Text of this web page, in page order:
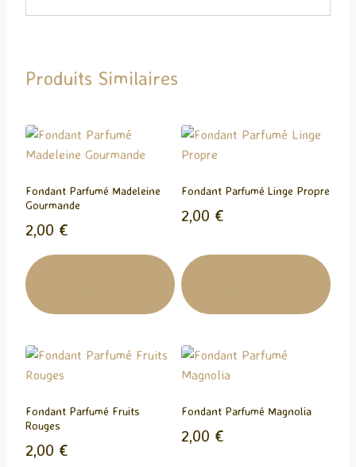
a
e
n
t
Produits Similaires
Fondant Parfumé Madeleine
Gourmande
2,00 €
Fondant Parfumé Linge Propre
2,00 €
Fondant Parfumé Fruits
Rouges
2,00 €
Fondant Parfumé Magnolia
2,00 €